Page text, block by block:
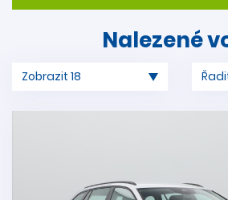
Nalezené